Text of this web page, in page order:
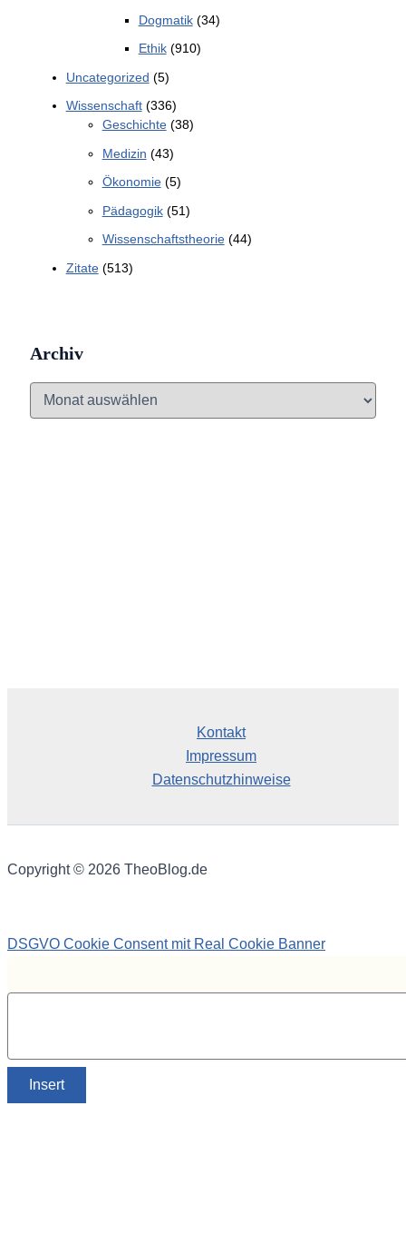
Dogmatik(34)
Ethik(910)
Uncategorized (5)
Wissenschaft(336)
Geschichte(38)
Medizin (43)
Ökonomie(5)
Pädagogik(51)
Wissenschaftstheorie(44)
Zitate(513)
Archiv
A
Kontakt
Impressum
Datenschutzhinweise
Copyright © 2026 TheoBlog.de
DSGVO Cookie Consent mit Real Cookie Banner
Insert